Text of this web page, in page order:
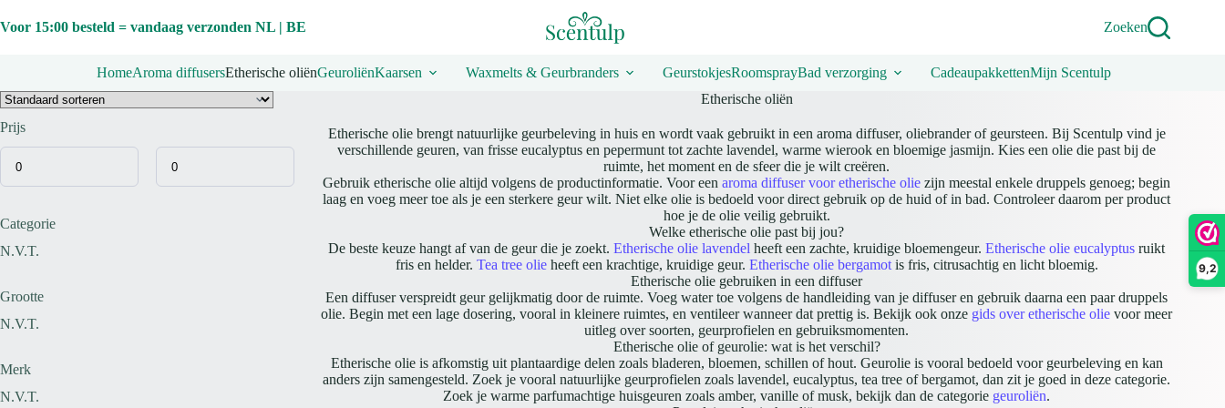
9,2
naar
Voor 15:00 besteld = vandaag verzonden NL | BE Zoeken
HomeAroma diffusersEtherische oliënGeuroliënKaarsen Waxmelts & Geurbranders GeurstokjesRoomsprayBad verzorging CadeaupakkettenMijn Scentulp
Etherische oliën
Etherische olie brengt natuurlijke geurbeleving in huis en wordt vaak gebruikt in een aroma diffuser, oliebrander of geursteen. Bij Scentulp vind je
verschillende geuren, van frisse eucalyptus en pepermunt tot zachte lavendel, warme wierook en bloemige jasmijn. Kies een olie die past bij de
ruimte, het moment en de sfeer die je wilt creëren.
Gebruik etherische olie altijd volgens de productinformatie. Voor eenaroma diffuser voor etherische olie zijn meestal enkele druppels genoeg; begin
laag en voeg meer toe als je een sterkere geur wilt. Niet elke olie is bedoeld voor direct gebruik op de huid of in bad. Controleer daarom per product
hoe je de olie veilig gebruikt.
Welke etherische olie past bij jou?
De beste keuze hangt af van de geur die je zoekt.Etherische olie lavendel heeft een zachte, kruidige bloemengeur.Etherische olie eucalyptus ruikt
fris en helder. Tea tree olieheeft een krachtige, kruidige geur. Etherische olie bergamotis fris, citrusachtig en licht bloemig.
Etherische olie gebruiken in een diffuser
Een diffuser verspreidt geur gelijkmatig door de ruimte. Voeg water toe volgens de handleiding van je diffuser en gebruik daarna een paar druppels
olie. Begin met een lage dosering, vooral in kleinere ruimtes, en ventileer wanneer dat prettig is. Bekijk ook onze gids over etherische olie voor meer
uitleg over soorten, geurprofielen en gebruiksmomenten.
Etherische olie of geurolie: wat is het verschil?
Etherische olie is afkomstig uit plantaardige delen zoals bladeren, bloemen, schillen of hout. Geurolie is vooral bedoeld voor geurbeleving en kan
anders zijn samengesteld. Zoek je vooral natuurlijke geurprofielen zoals lavendel, eucalyptus, tea tree of bergamot, dan zit je goed in deze categorie.
Zoek je warme parfumachtige huisgeuren zoals amber, vanille of musk, bekijk dan de categorie geuroliën.
Prijs
Categorie
N.V.T.
Grootte
N.V.T.
Merk
N.V.T.